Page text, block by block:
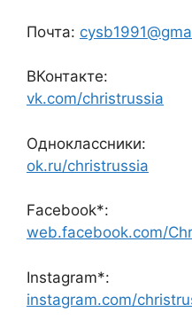
Почта:
ВКонтакте:
vk.com/christrussia
Одноклассники:
ok.ru/christrussia
Facebook*:
web.facebook.com/
Instagram*:
instagram.com/